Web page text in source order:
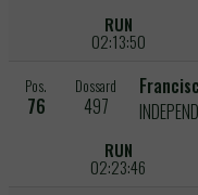
RUN
02:13:50
Pos.
76
Dossard
497
RUN
02:23:46